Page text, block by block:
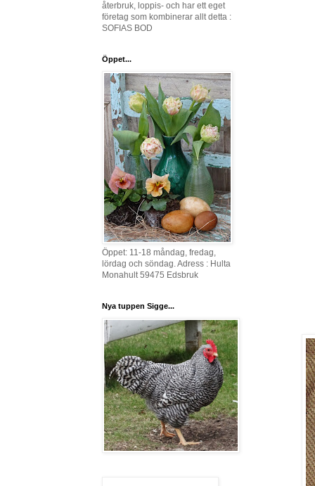
återbruk, loppis- och har ett eget
företag som kombinerar allt detta :
SOFIAS BOD
Öppet...
Öppet: 11-18 måndag, fredag,
lördag och söndag. Adress : Hulta
Monahult 59475 Edsbruk
Nya tuppen Sigge...